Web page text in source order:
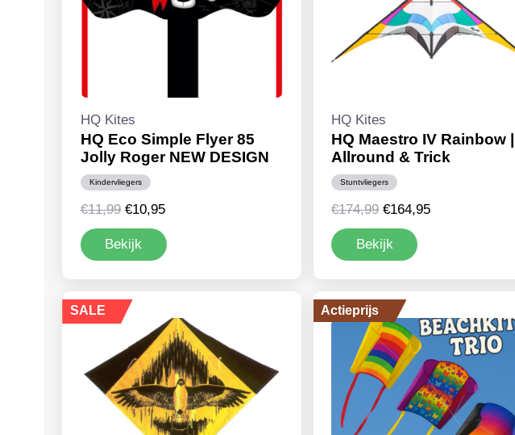
HQ Kites
HQ Eco Simple Flyer 85
Jolly Roger NEW DESIGN
Kindervliegers
€11,99 Oorspronkelijke
prijs
was:
€10,95Huidige
is:
Bekijk
HQ Kites
HQ Maestro IV Rainbow |
Allround & Trick
Stuntvliegers
€174,99 Oorspronkelijke
prijs
was:
€164,95Huidige
Bekijk
SALE Actieprijs